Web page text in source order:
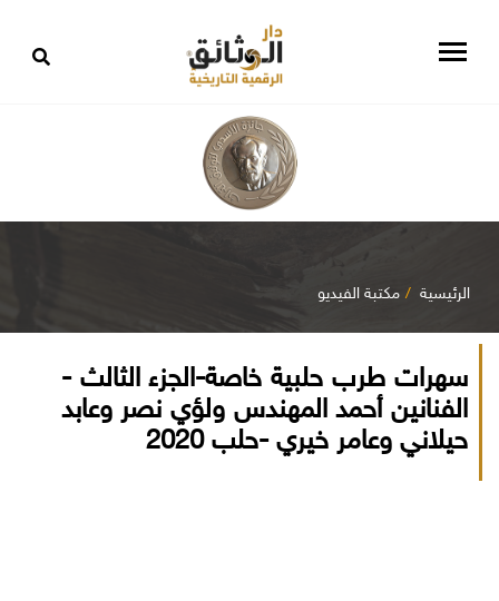
الرئيسية مكتبة الفيديو
سهرات طرب حلبية خاصة-الجزء الثالث -
الفنانين أحمد المهندس ولؤي نصر وعابد
حيلاني وعامر خيري -حلب 2020